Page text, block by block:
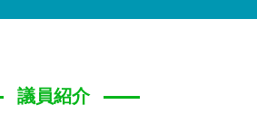
議員紹介